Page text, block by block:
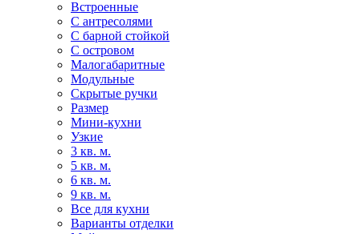
Встроенные
С антресолями
С барной стойкой
С островом
Малогабаритные
Модульные
Скрытые ручки
Размер
Мини-кухни
Узкие
3 кв. м.
5 кв. м.
6 кв. м.
9 кв. м.
Все для кухни
Варианты отделки